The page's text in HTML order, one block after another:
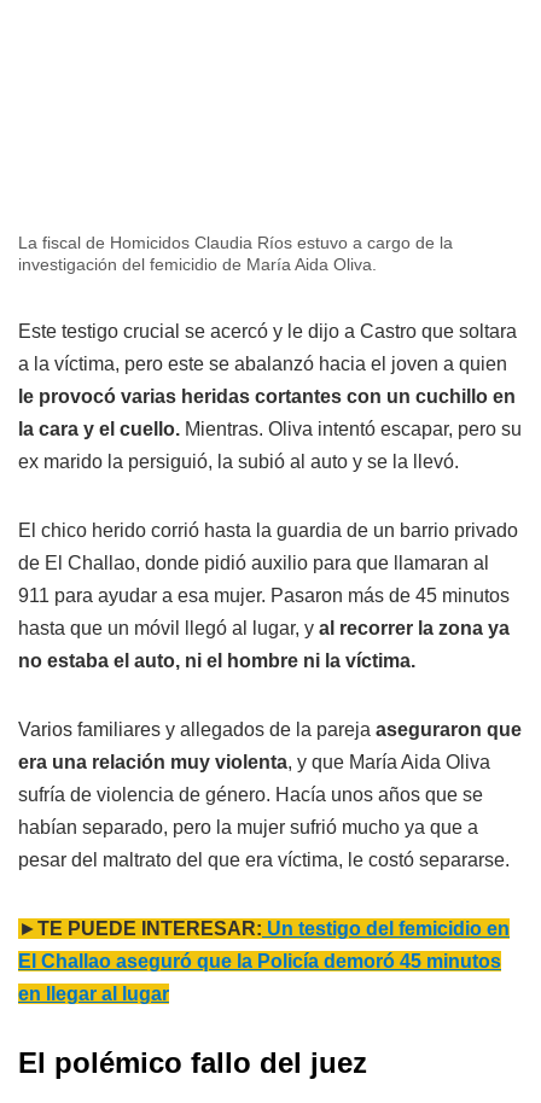
La fiscal de Homicidos Claudia Ríos estuvo a cargo de la
investigación del femicidio de María Aida Oliva.
Este testigo crucial se acercó y le dijo a Castro que soltara
a la víctima, pero este se abalanzó hacia el joven a quien
le provocó varias heridas cortantes con un cuchillo en
la cara y el cuello. Mientras. Oliva intentó escapar, pero su
ex marido la persiguió, la subió al auto y se la llevó.
El chico herido corrió hasta la guardia de un barrio privado
de El Challao, donde pidió auxilio para que llamaran al
911 para ayudar a esa mujer. Pasaron más de 45 minutos
hasta que un móvil llegó al lugar, y al recorrer la zona ya
no estaba el auto, ni el hombre ni la víctima.
Varios familiares y allegados de la pareja aseguraron que
era una relación muy violenta, y que María Aida Oliva
sufría de violencia de género. Hacía unos años que se
habían separado, pero la mujer sufrió mucho ya que a
pesar del maltrato del que era víctima, le costó separarse.
►TE PUEDE INTERESAR: Un testigo del femicidio en
El Challao aseguró que la Policía demoró 45 minutos
en llegar al lugar
El polémico fallo del juez